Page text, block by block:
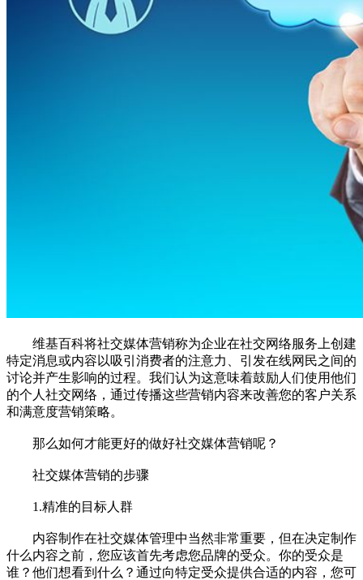
维基百科将社交媒体营销称为企业在社交网络服务上创建
特定消息或内容以吸引消费者的注意力、引发在线网民之间的
讨论并产生影响的过程。我们认为这意味着鼓励人们使用他们
的个人社交网络，通过传播这些营销内容来改善您的客户关系
和满意度营销策略。
那么如何才能更好的做好社交媒体营销呢？
社交媒体营销的步骤
1.精准的目标人群
内容制作在社交媒体管理中当然非常重要，但在决定制作
什么内容之前，您应该首先考虑您品牌的受众。你的受众是
谁？他们想看到什么？通过向特定受众提供合适的内容，您可